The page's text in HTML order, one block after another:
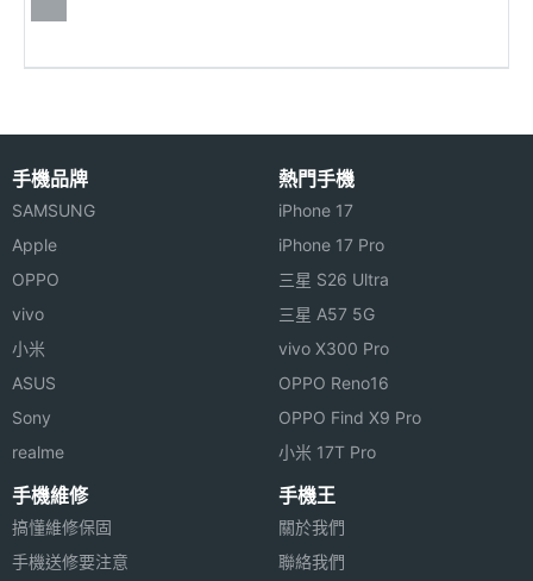
手機品牌
SAMSUNG
Apple
OPPO
vivo
小米
ASUS
Sony
realme
熱門手機
iPhone 17
iPhone 17 Pro
三星 S26 Ultra
三星 A57 5G
vivo X300 Pro
OPPO Reno16
OPPO Find X9 Pro
小米 17T Pro
手機維修
搞懂維修保固
手機送修要注意
手機王
關於我們
聯絡我們